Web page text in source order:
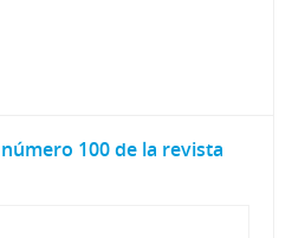
100 de la revista